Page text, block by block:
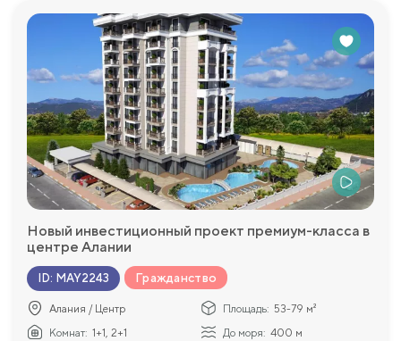
Новый инвестиционный проект премиум-класса в
центре Алании
ID: MAY2243 Гражданство
Алания / Центр Площадь: 53-79 м²
Комнат: 1+1, 2+1 До моря: 400 м